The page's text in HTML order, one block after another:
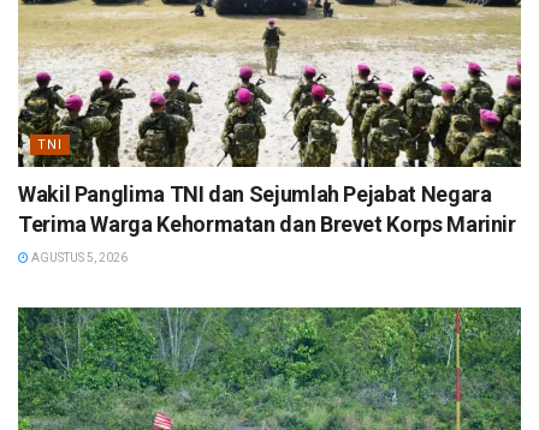
TNI
Wakil Panglima TNI dan Sejumlah Pejabat Negara
Terima Warga Kehormatan dan Brevet Korps Marinir
AGUSTUS 5, 2026